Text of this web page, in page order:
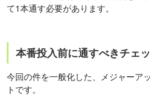
て1本通す必要があります。
本番投入前に通すべきチェ
今回の件を一般化した、メジャーア
トです。